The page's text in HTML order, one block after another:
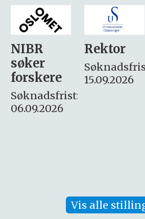
Rektor
Søknadsfrist:
15.09.2026
innen
miljøkjemi
Vis alle